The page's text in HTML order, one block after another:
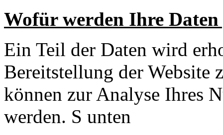
Wofür werden Ihre Daten
Ein Teil der Daten wird
Bereitstellung der Website
können zur Analyse Ihres
werden. S unten